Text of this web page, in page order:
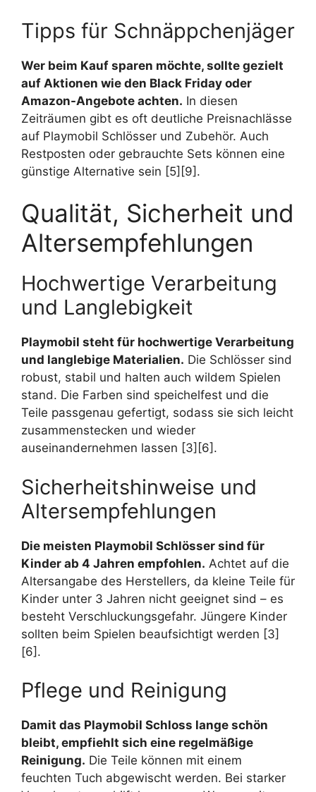
Tipps für Schnäppchenjäger
Wer beim Kauf sparen möchte, sollte gezielt
auf Aktionen wie den Black Friday oder
Amazon-Angebote achten. In diesen
Zeiträumen gibt es oft deutliche Preisnachlässe
auf Playmobil Schlösser und Zubehör. Auch
Restposten oder gebrauchte Sets können eine
günstige Alternative sein [5][9].
Qualität, Sicherheit und
Altersempfehlungen
Hochwertige Verarbeitung
und Langlebigkeit
Playmobil steht für hochwertige Verarbeitung
und langlebige Materialien. Die Schlösser sind
robust, stabil und halten auch wildem Spielen
stand. Die Farben sind speichelfest und die
Teile passgenau gefertigt, sodass sie sich leicht
zusammenstecken und wieder
auseinandernehmen lassen [3][6].
Sicherheitshinweise und
Altersempfehlungen
Die meisten Playmobil Schlösser sind für
Kinder ab 4 Jahren empfohlen. Achtet auf die
Altersangabe des Herstellers, da kleine Teile für
Kinder unter 3 Jahren nicht geeignet sind – es
besteht Verschluckungsgefahr. Jüngere Kinder
sollten beim Spielen beaufsichtigt werden [3]
[6].
Pflege und Reinigung
Damit das Playmobil Schloss lange schön
bleibt, empfiehlt sich eine regelmäßige
Reinigung. Die Teile können mit einem
feuchten Tuch abgewischt werden. Bei starker